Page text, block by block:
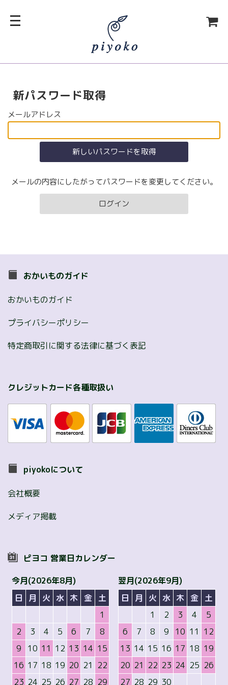
新パスワード取得
メールアドレス
メールの内容にしたがってパスワードを変更してください。
ログイン
おかいものガイド
おかいものガイド
プライバシーポリシー
特定商取引に関する法律に基づく表記
クレジットカード各種取扱い
piyokoについて
会社概要
メディア掲載
ピヨコ 営業日カレンダー
今月(2026年8月)
日
月 火 水 木 金 土
1
2
3 4 5 6 7
8
9
10 11 12 13 14 15
16 17 18 19 20 21 22
23 24 25 26 27 28 29
翌月(2026年9月)
日
月 火 水 木 金
土
1
2 3 4
5
6
7 8 9 10 11 12
13 14 15 16 17 18 19
20 21 22 23 24 25 26
27 28 29 30